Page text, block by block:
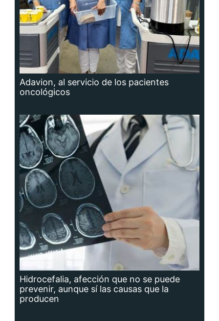
Adavion, al servicio de los pacientes
oncológicos
Hidrocefalia, afección que no se puede
prevenir, aunque sí las causas que la
producen